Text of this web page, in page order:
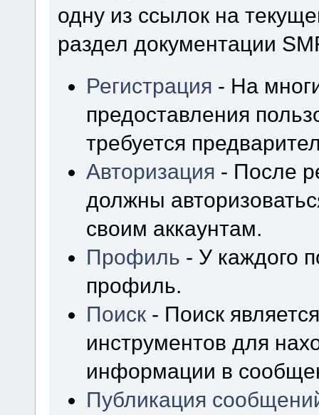
одну из ссылок на
раздел документации
Регистрация - На
предоставления
требуется
Авторизация - После
должны
своим аккаунтам.
Профиль - У каждого
профиль.
Поиск - Поиск
инструментов для
информации в
Публикация